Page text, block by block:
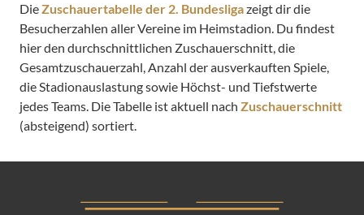
DieZuschauertabelle der 2. Bundesligazeigt dir die
Besucherzahlen aller Vereine im Heimstadion. Du findest
hier den durchschnittlichen Zuschauerschnitt, die
Gesamtzuschauerzahl, Anzahl der ausverkauften Spiele,
die Stadionauslastung sowie Höchst- und Tiefstwerte
jedes Teams. Die Tabelle ist aktuell nach Zuschauerschnitt
(absteigend) sortiert.